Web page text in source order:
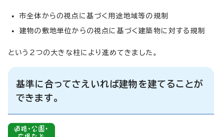
市全体からの視点に基づく用途地域等の規制
建物の敷地単位からの視点に基づく建築物に対する規制
という2つの大きな柱により進めてきました。
基準に合ってさえいれば建物を建てることが
できます。